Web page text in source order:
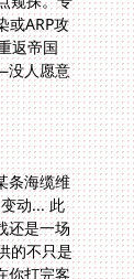
条海缆维
变动... 此
还是一场
的不只是
解决方案库。工程师能在你打完客
路由轨迹，很多时候问题在你重启